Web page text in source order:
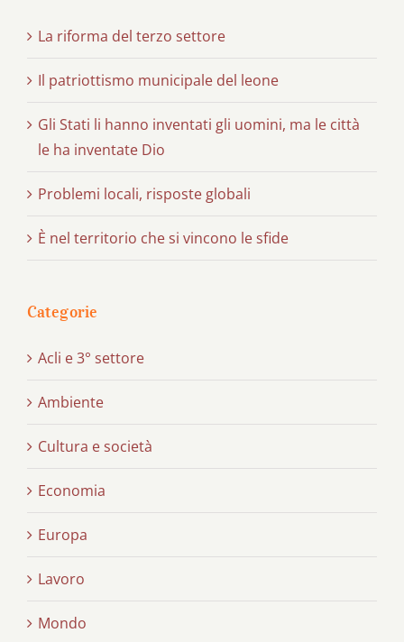
La riforma del terzo settore
Il patriottismo municipale del leone
Gli Stati li hanno inventati gli uomini, ma le città
le ha inventate Dio
Problemi locali, risposte globali
È nel territorio che si vincono le sfide
Categorie
Acli e 3° settore
Ambiente
Cultura e società
Economia
Europa
Lavoro
Mondo